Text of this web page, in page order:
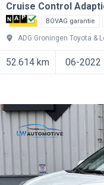
Cruise Control
BOVAG garantie
ADG Groningen Toyota &
52.614 km 06-2022